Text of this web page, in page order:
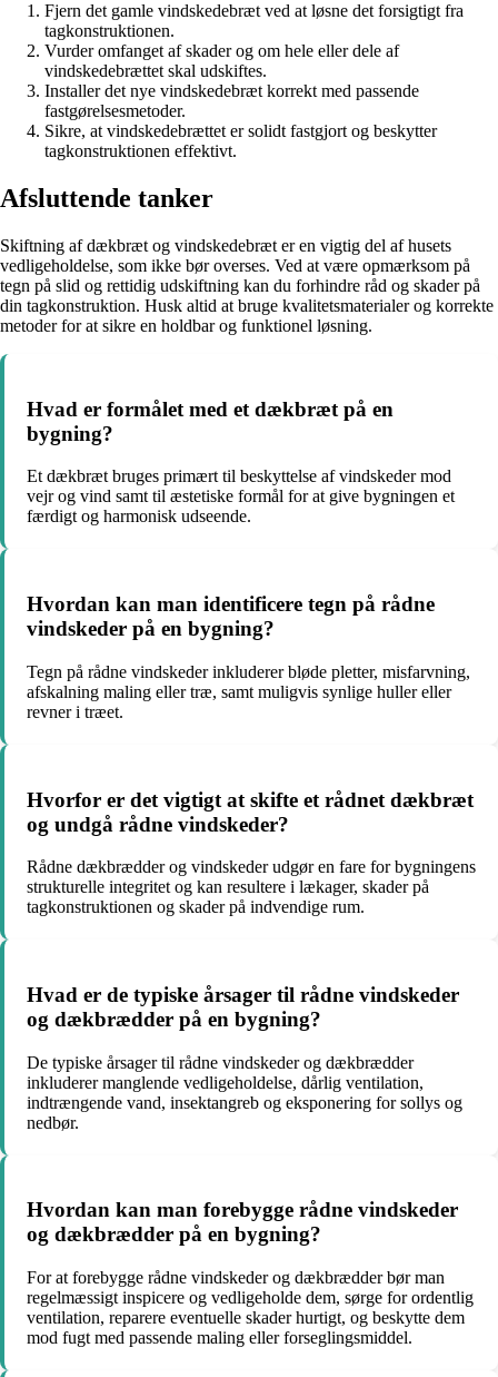
Fjern det gamle vindskedebræt ved at løsne det forsigtigt fra
tagkonstruktionen.
Vurder omfanget af skader og om hele eller dele af
vindskedebrættet skal udskiftes.
Installer det nye vindskedebræt korrekt med passende
fastgørelsesmetoder.
Sikre, at vindskedebrættet er solidt fastgjort og beskytter
tagkonstruktionen effektivt.
Afsluttende tanker
Skiftning af dækbræt og vindskedebræt er en vigtig del af husets
vedligeholdelse, som ikke bør overses. Ved at være opmærksom på
tegn på slid og rettidig udskiftning kan du forhindre råd og skader på
din tagkonstruktion. Husk altid at bruge kvalitetsmaterialer og korrekte
metoder for at sikre en holdbar og funktionel løsning.
Hvad er formålet med et dækbræt på en
bygning?
Et dækbræt bruges primært til beskyttelse af vindskeder mod
vejr og vind samt til æstetiske formål for at give bygningen et
færdigt og harmonisk udseende.
Hvordan kan man identificere tegn på rådne
vindskeder på en bygning?
Tegn på rådne vindskeder inkluderer bløde pletter, misfarvning,
afskalning maling eller træ, samt muligvis synlige huller eller
revner i træet.
Hvorfor er det vigtigt at skifte et rådnet dækbræt
og undgå rådne vindskeder?
Rådne dækbrædder og vindskeder udgør en fare for bygningens
strukturelle integritet og kan resultere i lækager, skader på
tagkonstruktionen og skader på indvendige rum.
Hvad er de typiske årsager til rådne vindskeder
og dækbrædder på en bygning?
De typiske årsager til rådne vindskeder og dækbrædder
inkluderer manglende vedligeholdelse, dårlig ventilation,
indtrængende vand, insektangreb og eksponering for sollys og
nedbør.
Hvordan kan man forebygge rådne vindskeder
og dækbrædder på en bygning?
For at forebygge rådne vindskeder og dækbrædder bør man
regelmæssigt inspicere og vedligeholde dem, sørge for ordentlig
ventilation, reparere eventuelle skader hurtigt, og beskytte dem
mod fugt med passende maling eller forseglingsmiddel.